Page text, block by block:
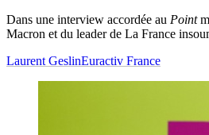
Dans une interview accordée au Point
Macron et du leader de La France
Laurent GeslinEuractiv France